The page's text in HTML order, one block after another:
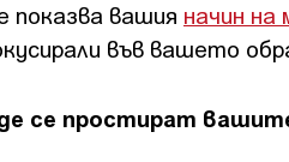
показва вашия начин на
във вашето
се простират